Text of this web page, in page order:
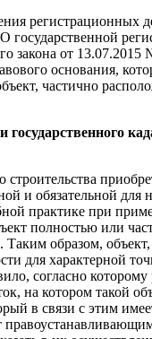
регистрационных
государственной
закона от
основания,
частично
и обязательной
практике при
полностью или
образом,
для характерной
согласно которому
на котором такой
в связи с этим